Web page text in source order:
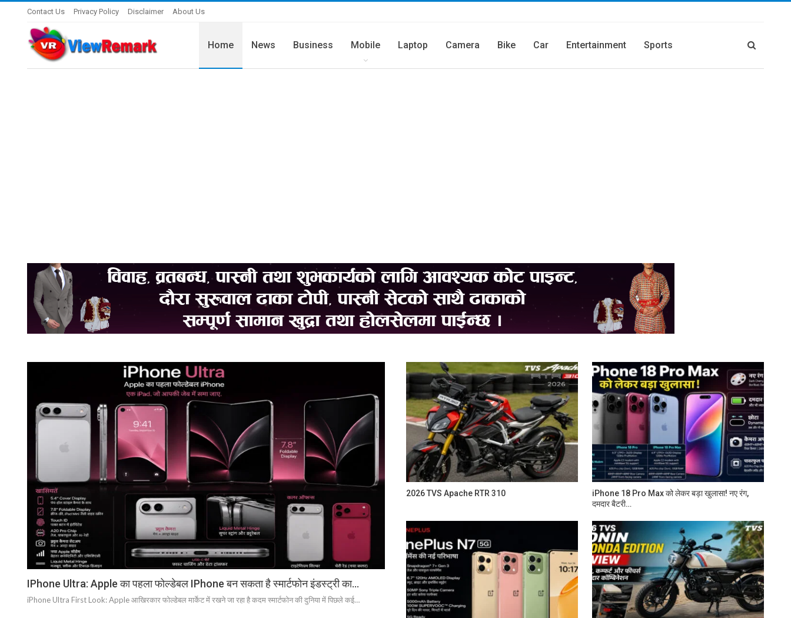
Contact Us Privacy Policy Disclaimer About Us
Home News Business Mobile Laptop Camera Bike Car Entertainment Sports
IPhone Ultra: Apple का पहला फोल्डेबल IPhone बन सकता है स्मार्टफोन इंडस्ट्री का…
iPhone Ultra First Look: Apple आखिरकार फोल्डेबल मार्केट में रखने जा रहा है कदम स्मार्टफोन की दुनिया में पिछले कई…
2026 TVS Apache RTR 310
iPhone 18 Pro Max को लेकर बड़ा खुलासा! नए रंग,
दमदार बैटरी…